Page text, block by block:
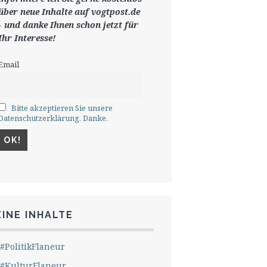
ber neue Inhalte auf vogtpost.de
und danke Ihnen schon jetzt für
Interesse!
Bitte akzeptieren Sie unsere
Danke.
INHALTE
#PolitikFlaneur